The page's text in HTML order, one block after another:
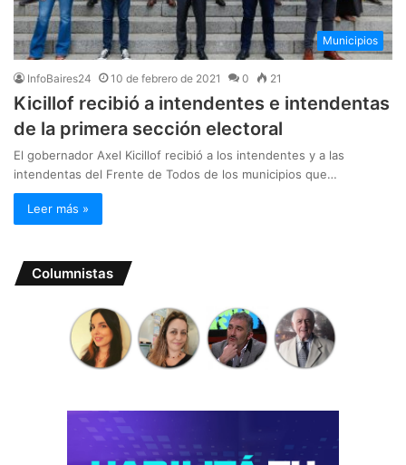
Municipios
InfoBaires24 10 de febrero de 2021 0 21
Kicillof recibió a intendentes e intendentas
de la primera sección electoral
El gobernador Axel Kicillof recibió a los intendentes y a las
intendentas del Frente de Todos de los municipios que…
Leer más »
Columnistas